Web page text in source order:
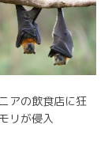
アの飲食店に狂
リが侵入